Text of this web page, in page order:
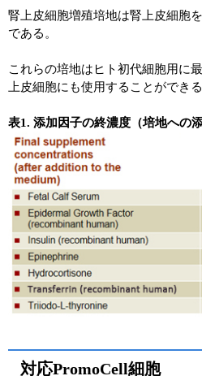
腎上皮細胞増殖培地は腎上皮細胞
である。
これらの培地はヒト初代細胞用に
上皮細胞にも使用することができる
表1. 添加因子の終濃度（培地への添
対応PromoCell細胞